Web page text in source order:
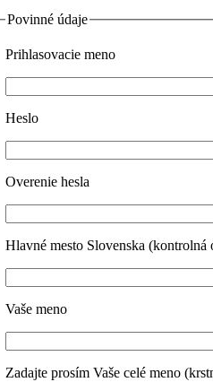
Povinné údaje
Prihlasovacie meno
Heslo
Overenie hesla
Hlavné mesto Slovenska (kontrolná
Vaše meno
Zadajte prosím Vaše celé meno